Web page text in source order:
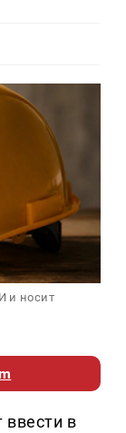
и носит
в